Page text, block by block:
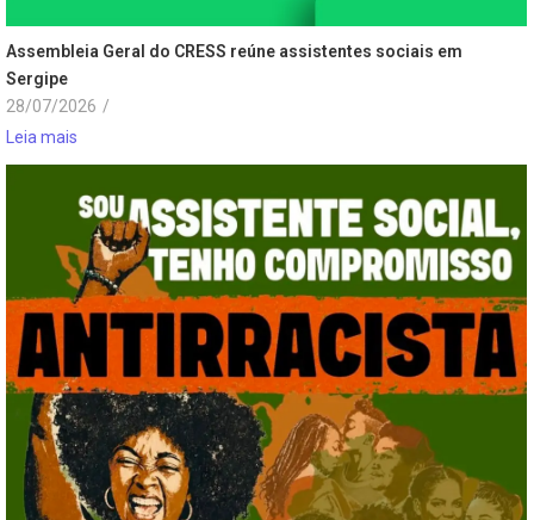
Assembleia Geral do CRESS reúne assistentes sociais em
Sergipe
28/07/2026 /
Leia mais